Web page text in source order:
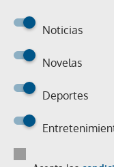
Noticias
Novelas
Deportes